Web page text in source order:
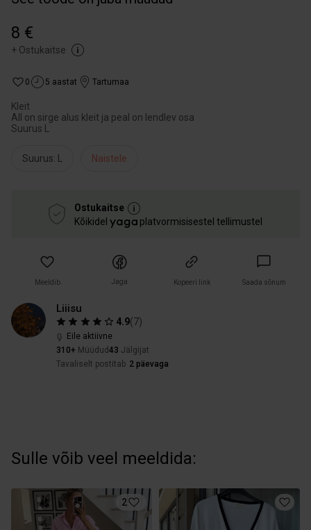
8 €
+ Ostukaitse
0 5 aastat Tartumaa
Kleit
All on sirge alus kleit ja peal on lendlev osa
Suurus L
Suurus: L Naistele
Ostukaitse
Kõikidel
platvormisisestel tellimustel
Meeldib Jaga Kopeeri link Saada sõnum
Liiisu
4.9(7)
Eile aktiivne
310+ Müüdud 43 Jälgijat
Tavaliselt postitab 2 päevaga
Sulle võib veel meeldida:
2